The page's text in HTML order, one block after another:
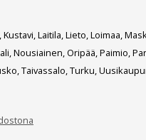
Kustavi, Laitila, Lieto, Loimaa,
Nousiainen, Oripää, Paimio,
Taivassalo, Turku,